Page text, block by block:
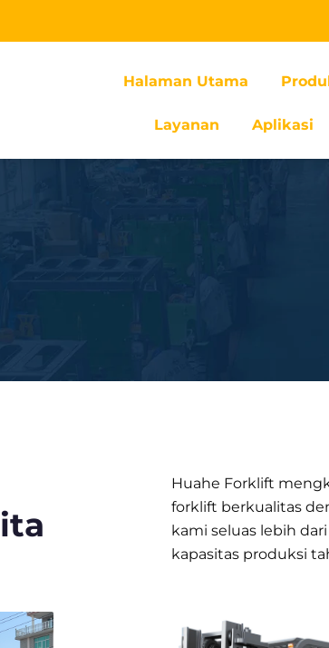
Halaman Utama
Layanan Aplikasi
Huahe Forklift
forklift berkualitas
kami seluas lebih
kapasitas produksi